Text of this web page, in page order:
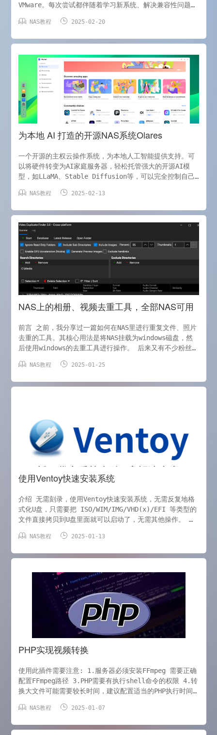
VMware。每次尝试都伴随着学习新系统、解决兼容性问题以
NAS，原因很简单：Windows NAS在易用性、兼容性和功能
心原因。 1.易用性：上手简单，学习成本低 Windows作为
全球最流行的桌面操作系统，其用户界面和操作逻辑对大多
数人来说都非常熟悉。相比Linux内核的NAS系统（如群晖、
Unraid等），Windows NAS无需学习复杂的命令行操作或
理解存
NAS教程  2025-02-20
为本地 AI 打造的开源NAS系统Olares
一个开源的主权云操作系统，为本地人工智能提供支持。可
以将硬件转变为AI家庭服务器，轻松托管强大的开源AI模
型，如LLaMA、Stable Diffusion等，可以完全控制自己
自托管工作空间、流媒体服务等，所有这些都在用户的主权
https://github.com/beclab/Olares 官网地址：
https://www.olares.xyz/
NAS教程  2025-02-13
NAS上的相册、视频去重工具，全部NAS可用
前言 之前，我分享过一篇如何在NAS里进行重复文件、照片
去重的工具。其核心用法是将NAS挂载为windows磁盘，然
后使用windows的去重工具进行操作。 后来又有不少粉丝在
此想找几个可以在NAS上直接去重的工具。 于是cherry再
duplicate-finder的docker版本。 项目地址：
跨平台软件，可根据相似性在硬
NAS教程  2025-01-25
使用Ventoy快速安装系统
介绍 无需刻录，使用Ventoy快速安装系统，无需反复地格
式化U盘，只需要把 ISO/WIM/IMG/VHD(x)/EFI 等类型的
文件直接拷贝到U盘里面就可以启动了，无需其他操作。 官
https://www.ventoy.net/cn/download.html 安装 插
插入需要安装系统的电脑，指定u盘启动即可 注意：如果在
以主板设置为legacy引导方式，此时不再黑屏，可查看错误
NAS教程  2025-01-13
PHP实现视频转换
使用此插件需要注意: 1.服务器必须安装FFmpeg 需要正确
配置FFmpeg路径 3.PHP需要有执行shell命令的权限 4.转
换大文件可能需要较长时间，建议配置适当的PHP执行时间
php class videotowebm { /** * 插件配置方法 *
$configs = array(); $configs[] = array(
NAS教程  2025-01-07